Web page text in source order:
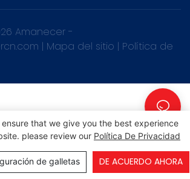
Amanecer -
| Mapa del sitio | Política de
ensure that we give you the best experience
please review our Política De Privacidad
de galletas DE ACUERDO AHORA